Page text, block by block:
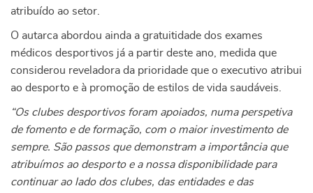
atribuído ao setor.
O autarca abordou ainda a gratuitidade dos exames
médicos desportivos já a partir deste ano, medida que
considerou reveladora da prioridade que o executivo atribui
ao desporto e à promoção de estilos de vida saudáveis.
“Os clubes desportivos foram apoiados, numa perspetiva
de fomento e de formação, com o maior investimento de
sempre. São passos que demonstram a importância que
atribuímos ao desporto e a nossa disponibilidade para
continuar ao lado dos clubes, das entidades e das